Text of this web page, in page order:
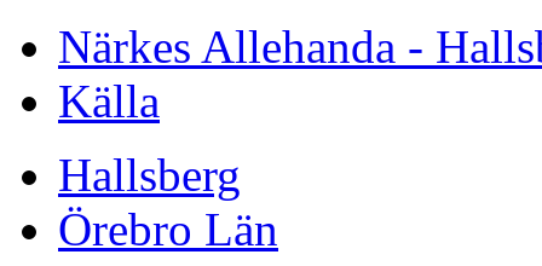
Närkes Allehanda -
Källa
Hallsberg
Örebro Län